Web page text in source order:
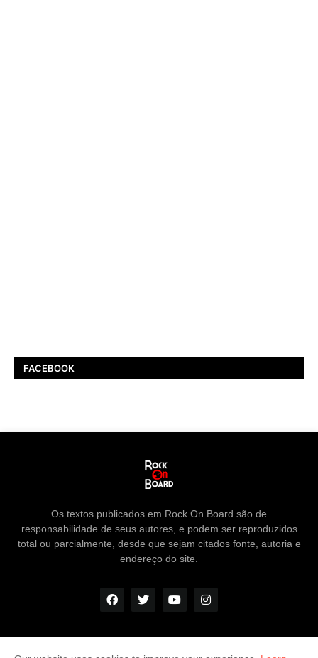
FACEBOOK
Os textos publicados em Rock On Board são de
responsabilidade de seus autores, e podem ser reproduzidos
total ou parcialmente, desde que sejam citados fonte, autoria e
endereço do site.